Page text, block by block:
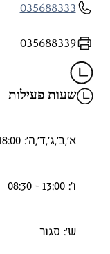
035688333
035688339
שעות פעילות
א',ב',ג',ד',ה': 18:00 - 08:30
ש': סגור